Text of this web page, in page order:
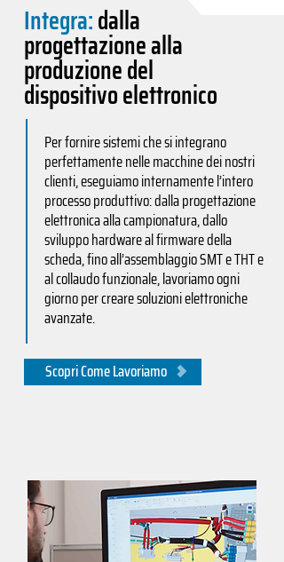
Integra:dalla
progettazione alla
produzione del
dispositivo elettronico
Per fornire sistemi che si integrano
perfettamente nelle macchine dei nostri
clienti, eseguiamo internamente l’intero
processo produttivo: dalla progettazione
elettronica alla campionatura, dallo
sviluppo hardware al firmware della
scheda, fino all’assemblaggio SMT e THT e
al collaudo funzionale, lavoriamo ogni
giorno per creare soluzioni elettroniche
avanzate.
Scopri Come Lavoriamo